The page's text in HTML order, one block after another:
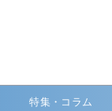
特集・コラム